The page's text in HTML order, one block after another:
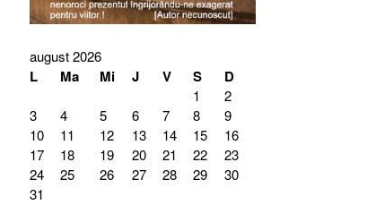
august 2026
L Ma Mi J V S D
1
2
3
4 5 6 7 8
9
10
11 12 13 14 15
16
17
18 19 20 21 22
23
24
25 26 27 28 29
30
31